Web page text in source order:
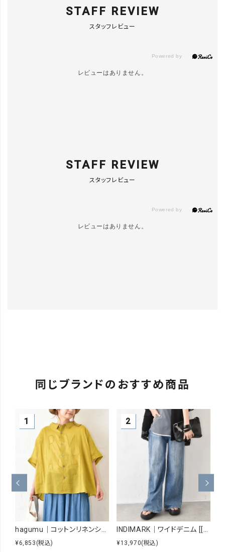
STAFF REVIEW
スタッフレビュー
レビューはありません。
STAFF REVIEW
スタッフレビュー
レビューはありません。
同じブランドのおすすめ商品
¥6,853 (税込) ¥13,970(税込)